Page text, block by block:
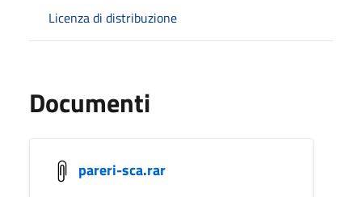
Licenza di distribuzione
Documenti
pareri-sca.rar